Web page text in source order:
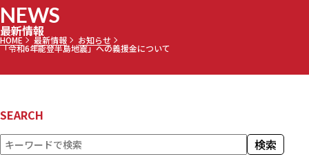
NEWS
最新情報
HOME 最新情報 お知らせ
「令和6年能登半島地震」への義援金について
SEARCH
検
索 検索